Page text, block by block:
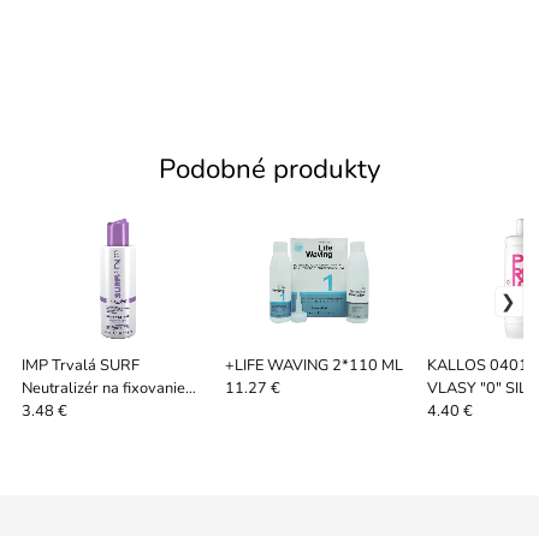
Podobné produkty
IMP Trvalá SURF
Neutralizér na fixovanie
150ml
3.48 €
+LIFE WAVING 2*110 ML
11.27 €
KALLOS 0401 TRVALÁ NA
VLASY "0"
4.40 €